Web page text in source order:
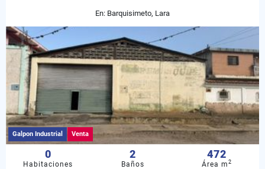
En: Barquisimeto, Lara
Galpon Industrial Venta
0
Habitaciones
2
Baños
472
Área m2